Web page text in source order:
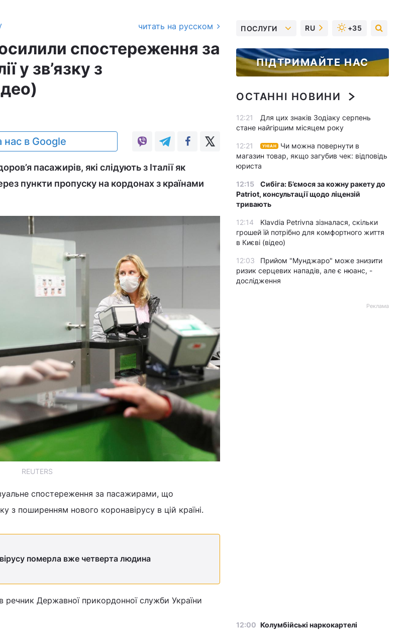
читать на русском
спостереження за
у зв’язку з
нас в Google
пасажирів, які слідують з Італії як
пункти пропуску на кордонах з країнами
REUTERS
спостереження за пасажирами, що
з поширенням нового коронавірусу в цій країні.
померла вже четверта людина
Державної прикордонної служби України
ПОСЛУГИ RU +35
ПІДТРИМАЙТЕ НАС
ОСТАННІ НОВИНИ
12:21
Для цих знаків Зодіаку серпень
стане найгіршим місяцем року
12:21 УНІАН
Чи можна повернути в
магазин товар, якщо загубив чек: відповідь
юриста
12:15
Сибіга: Б’ємося за кожну ракету до
Patriot, консультації щодо ліцензій
тривають
12:14
Klavdia Petrivna зізналася, скільки
грошей їй потрібно для комфортного життя
в Києві (відео)
12:03
Прийом "Мунджаро" може знизити
ризик серцевих нападів, але є нюанс, -
дослідження
Реклама
12:00 Колумбійські наркокартелі